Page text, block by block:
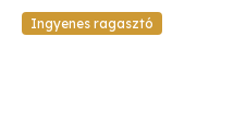
Ingyenes ragasztó